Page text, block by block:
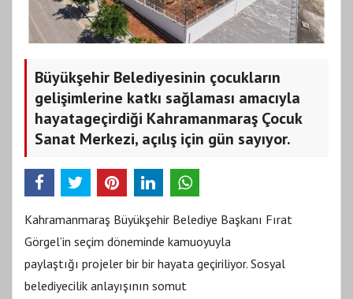
Büyükşehir Belediyesinin çocukların
gelişimlerine katkı sağlaması amacıyla
hayatageçirdiği Kahramanmaraş Çocuk
Sanat Merkezi, açılış için gün sayıyor.
Kahramanmaraş Büyükşehir Belediye Başkanı Fırat
Görgel’in seçim döneminde kamuoyuyla
paylaştığı projeler bir bir hayata geçiriliyor. Sosyal
belediyecilik anlayışının somut